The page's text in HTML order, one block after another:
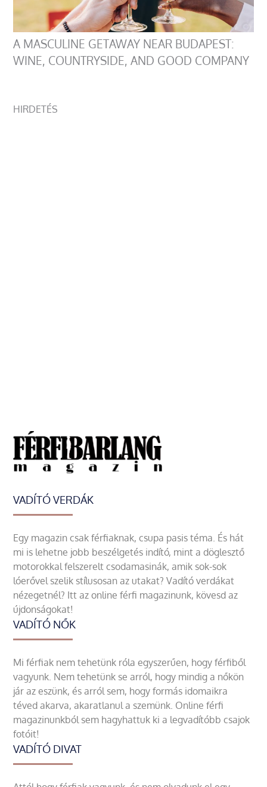
A MASCULINE GETAWAY NEAR BUDAPEST:
WINE, COUNTRYSIDE, AND GOOD COMPANY
HIRDETÉS
VADÍTÓ VERDÁK
Egy magazin csak férfiaknak, csupa pasis téma. És hát
mi is lehetne jobb beszélgetés indító, mint a döglesztő
motorokkal felszerelt csodamasinák, amik sok-sok
lóerővel szelik stílusosan az utakat? Vadító verdákat
nézegetnél? Itt az online férfi magazinunk, kövesd az
újdonságokat!
VADÍTÓ NŐK
Mi férfiak nem tehetünk róla egyszerűen, hogy férfiből
vagyunk. Nem tehetünk se arról, hogy mindig a nőkön
jár az eszünk, és arról sem, hogy formás idomaikra
téved akarva, akaratlanul a szemünk. Online férfi
magazinunkból sem hagyhattuk ki a legvadítóbb csajok
fotóit!
VADÍTÓ DIVAT